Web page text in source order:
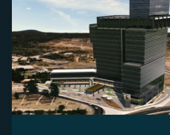
VER NOTA